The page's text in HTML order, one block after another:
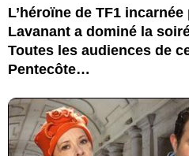
L’héroïne de TF1
Lavanant a dominé la
Toutes les audiences de
Pentecôte…